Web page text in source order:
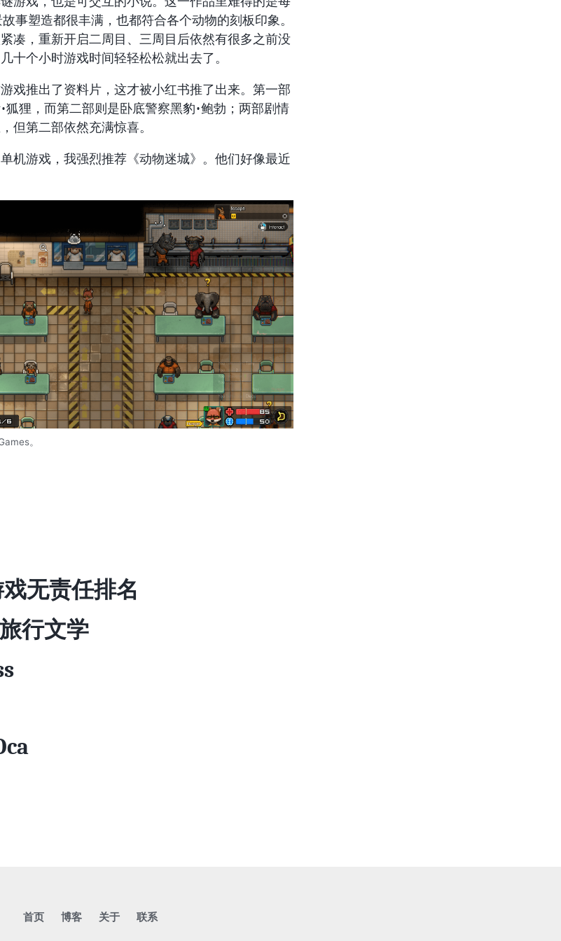
事塑造都很丰满，也都符合各个动物的刻板印象。
凑，重新开启二周目、三周目后依然有很多之前没
十个小时游戏时间轻轻松松就出去了。
戏推出了资料片，这才被小红书推了出来。第一部
狐狸，而第二部则是卧底警察黑豹•鲍勃；两部剧情
但第二部依然充满惊喜。
机游戏，我强烈推荐《动物迷城》。他们好像最近
。
无责任排名
行文学
首页 博客 关于 联系